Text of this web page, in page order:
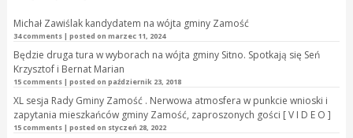
Michał Zawiślak kandydatem na wójta gminy Zamość
34 comments| posted on marzec 11, 2024
Będzie druga tura w wyborach na wójta gminy Sitno. Spotkają się Seń
Krzysztof i Bernat Marian
15 comments| posted on październik 23, 2018
XL sesja Rady Gminy Zamość . Nerwowa atmosfera w punkcie wnioski i
zapytania mieszkańców gminy Zamość, zaproszonych gości [ V I D E O ]
15 comments| posted on styczeń 28, 2022